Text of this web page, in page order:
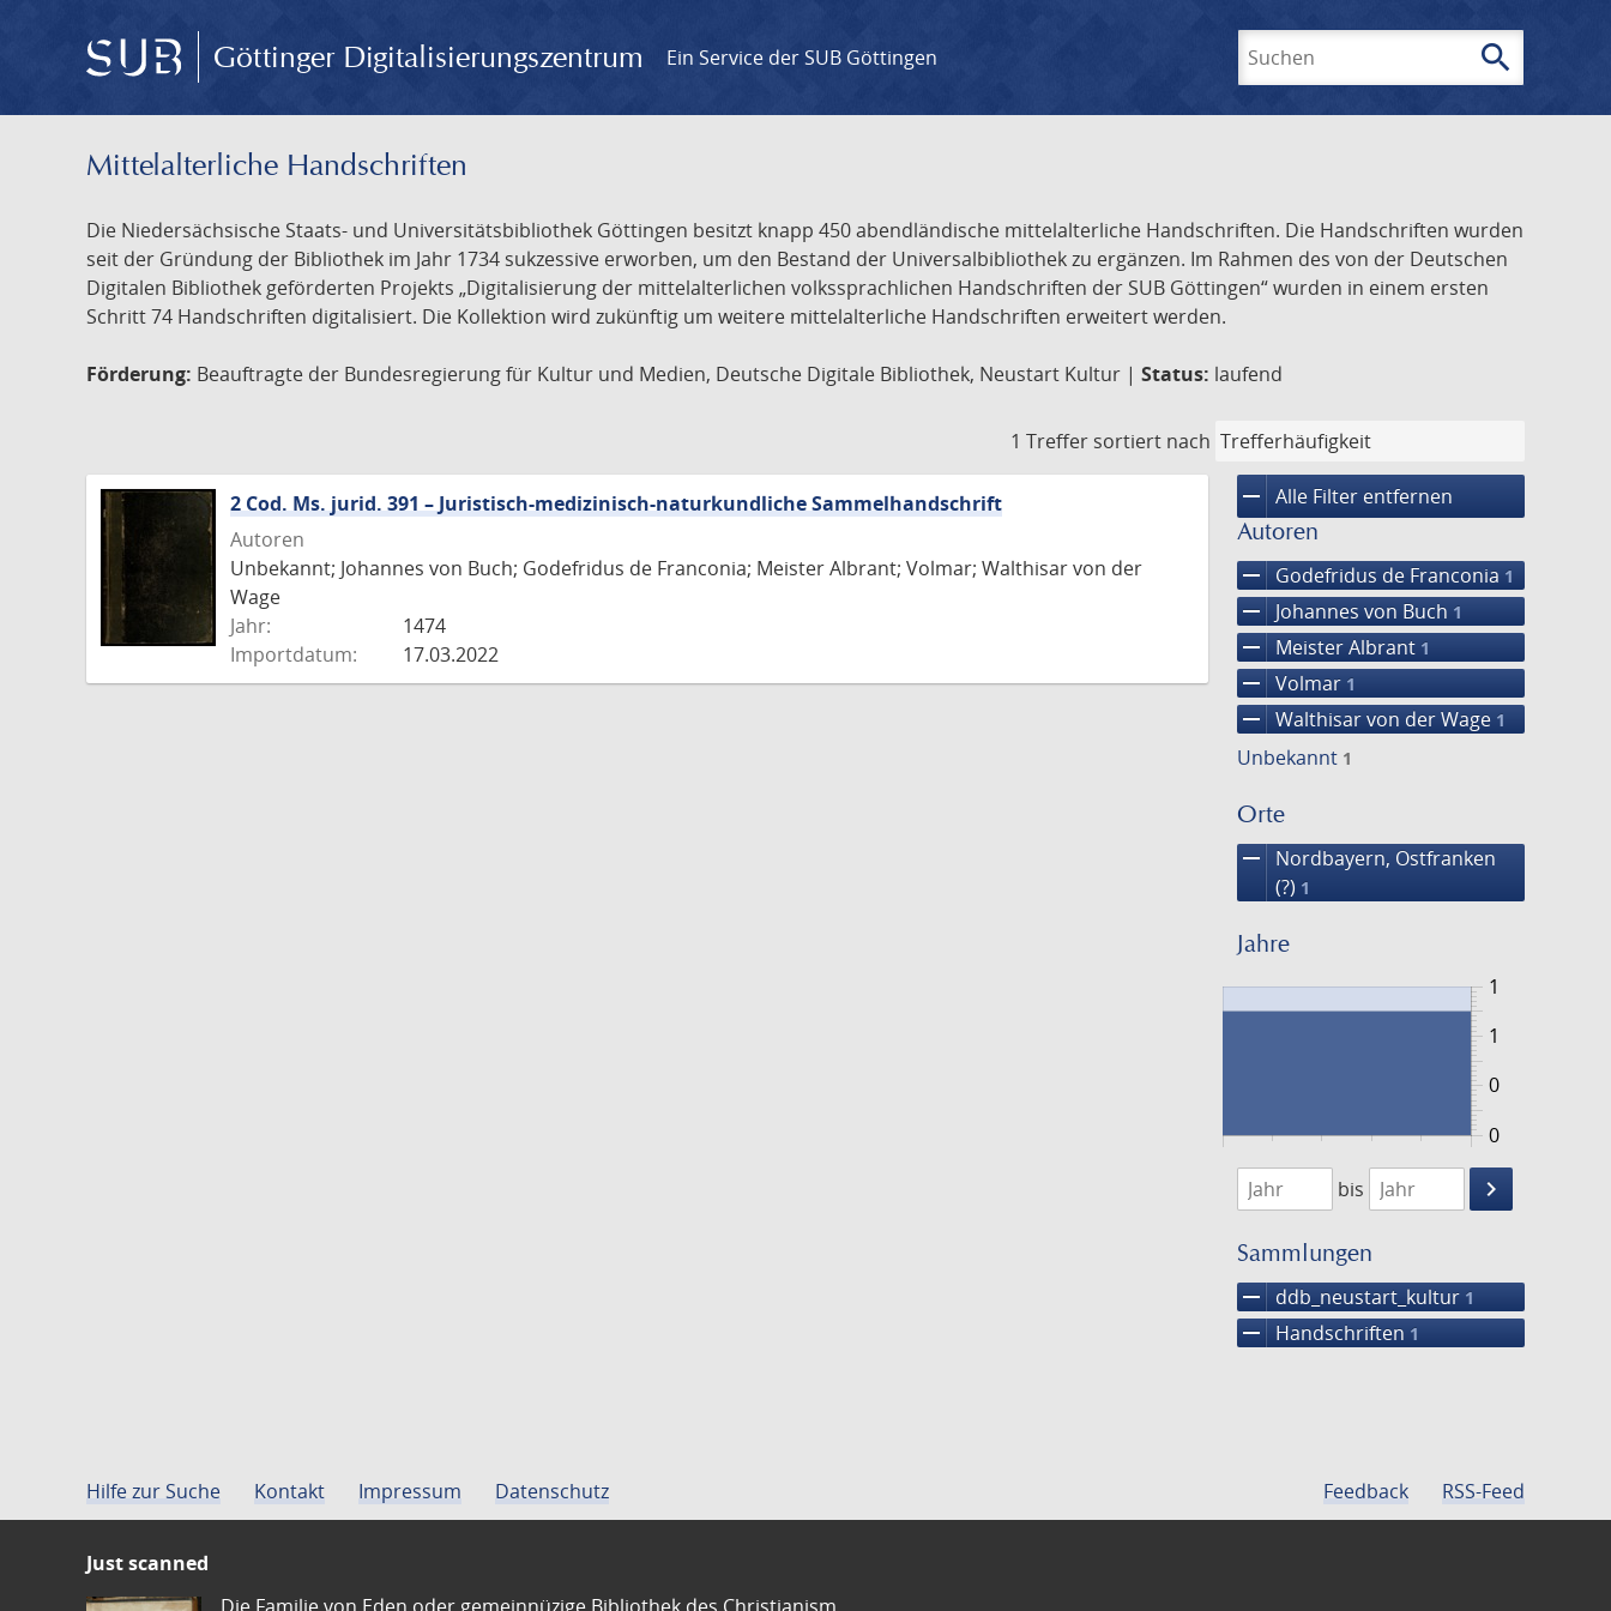
Göttinger Digitalisierungszentrum Ein Service der SUB Göttingen search
Mittelalterliche Handschriften
Die Niedersächsische Staats- und Universitätsbibliothek Göttingen besitzt knapp 450 abendländische mittelalterliche Handschriften. Die Handschriften wurden
seit der Gründung der Bibliothek im Jahr 1734 sukzessive erworben, um den Bestand der Universalbibliothek zu ergänzen. Im Rahmen des von der Deutschen
Digitalen Bibliothek geförderten Projekts „Digitalisierung der mittelalterlichen volkssprachlichen Handschriften der SUB Göttingen“ wurden in einem ersten
Schritt 74 Handschriften digitalisiert. Die Kollektion wird zukünftig um weitere mittelalterliche Handschriften erweitert werden.
Förderung: Beauftragte der Bundesregierung für Kultur und Medien, Deutsche Digitale Bibliothek, Neustart Kultur | Status: laufend
1 Treffer sortiert nach
remove Alle Filter entfernen
Autoren
remove Godefridus de Franconia 1
remove Johannes von Buch 1
remove Meister Albrant 1
remove Volmar 1
remove Walthisar von der Wage 1
Unbekannt 1
Orte
remove
Nordbayern, Ostfranken
(?) 1
Jahre
0
1
0
1
1474
1475
bis
keyboard_arrow_right
Suche
Sammlungen
remove ddb_neustart_kultur 1
remove Handschriften 1
2 Cod. Ms. jurid. 391 – Juristisch-medizinisch-naturkundliche Sammelhandschrift
Autoren
Unbekannt; Johannes von Buch; Godefridus de Franconia; Meister Albrant; Volmar; Walthisar von der
Wage
Jahr:
1474
Importdatum:
17.03.2022
Hilfe zur Suche Kontakt Impressum Datenschutz Feedback RSS-Feed
Just scanned